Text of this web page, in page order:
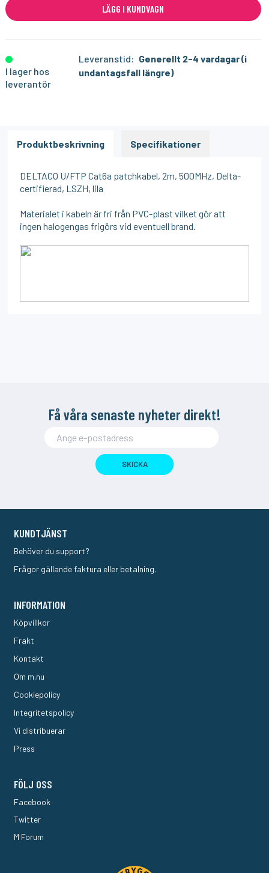
LÄGG I KUNDVAGN
I lager hos
leverantör
Leveranstid: Generellt 2-4 vardagar (i
undantagsfall längre)
Produktbeskrivning Specifikationer
DELTACO U/FTP Cat6a patchkabel, 2m, 500MHz, Delta-
certifierad, LSZH, lila
Materialet i kabeln är fri från PVC-plast vilket gör att
ingen halogengas frigörs vid eventuell brand.
Få våra senaste nyheter direkt!
SKICKA
KUNDTJÄNST
Behöver du support?
Frågor gällande faktura eller betalning.
INFORMATION
Köpvillkor
Frakt
Kontakt
Om m.nu
Cookiepolicy
Integritetspolicy
Vi distribuerar
Press
FÖLJ OSS
Facebook
Twitter
M Forum